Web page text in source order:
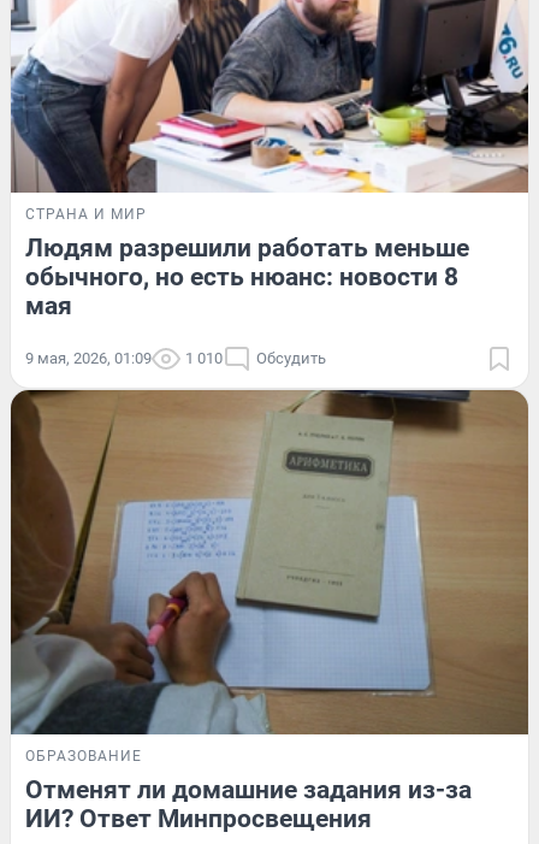
СТРАНА И МИР
Людям разрешили работать меньше
обычного, но есть нюанс: новости 8
мая
9 мая, 2026, 01:09 1 010 Обсудить
ОБРАЗОВАНИЕ
Отменят ли домашние задания из-за
ИИ? Ответ Минпросвещения